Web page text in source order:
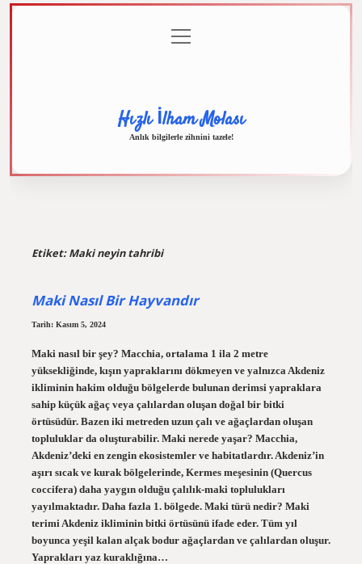
menüyü
aç
Hızlı İlham Molası
Anlık bilgilerle zihnini tazele!
Etiket:Maki neyin tahribi
Maki Nasıl Bir Hayvandır
Tarih: Kasım 5, 2024
Maki nasıl bir şey? Macchia, ortalama 1 ila 2 metre
yüksekliğinde, kışın yapraklarını dökmeyen ve yalnızca Akdeniz
ikliminin hakim olduğu bölgelerde bulunan derimsi yapraklara
sahip küçük ağaç veya çalılardan oluşan doğal bir bitki
örtüsüdür. Bazen iki metreden uzun çalı ve ağaçlardan oluşan
topluluklar da oluşturabilir. Maki nerede yaşar? Macchia,
Akdeniz’deki en zengin ekosistemler ve habitatlardır. Akdeniz’in
aşırı sıcak ve kurak bölgelerinde, Kermes meşesinin (Quercus
coccifera) daha yaygın olduğu çalılık-maki toplulukları
yayılmaktadır. Daha fazla 1. bölgede. Maki türü nedir? Maki
terimi Akdeniz ikliminin bitki örtüsünü ifade eder. Tüm yıl
boyunca yeşil kalan alçak bodur ağaçlardan ve çalılardan oluşur.
Yaprakları yaz kuraklığına…